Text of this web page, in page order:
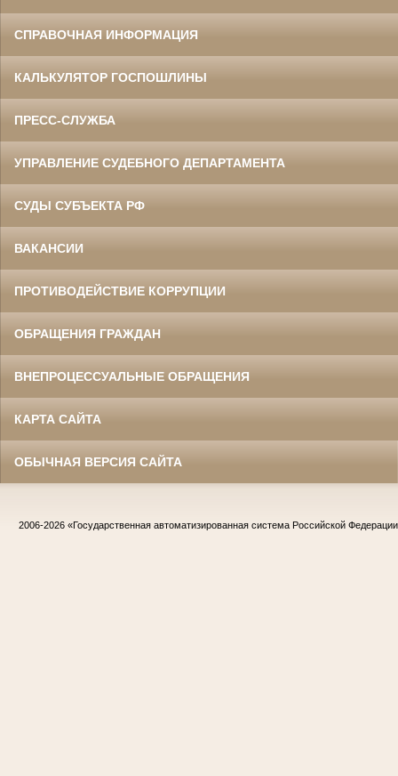
СПРАВОЧНАЯ ИНФОРМАЦИЯ
КАЛЬКУЛЯТОР ГОСПОШЛИНЫ
ПРЕСС-СЛУЖБА
УПРАВЛЕНИЕ СУДЕБНОГО ДЕПАРТАМЕНТА
СУДЫ СУБЪЕКТА РФ
ВАКАНСИИ
ПРОТИВОДЕЙСТВИЕ КОРРУПЦИИ
ОБРАЩЕНИЯ ГРАЖДАН
ВНЕПРОЦЕССУАЛЬНЫЕ ОБРАЩЕНИЯ
КАРТА САЙТА
ОБЫЧНАЯ ВЕРСИЯ САЙТА
2006-2026 «Государственная автоматизированная система Российской